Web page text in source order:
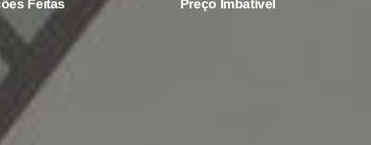
Feitas Preço Imbatível